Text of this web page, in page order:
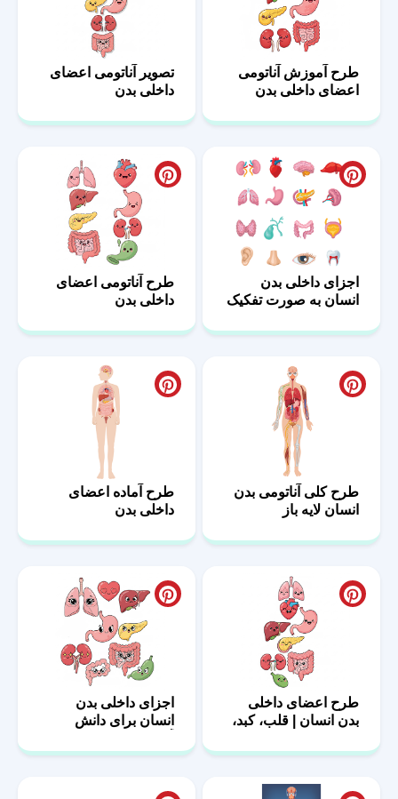
طرح آموزش آناتومی
اعضای داخلی بدن
تصویر آناتومی اعضای
داخلی بدن
اجزای داخلی بدن
انسان به صورت تفکیک
طرح آناتومی اعضای
داخلی بدن
طرح کلی آناتومی بدن
انسان لایه باز
طرح آماده اعضای
داخلی بدن
طرح اعضای داخلی
بدن انسان | قلب، کبد،
اجزای داخلی بدن
انسان برای دانش